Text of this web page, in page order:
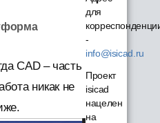
CAD – часть
никак не
для
-
info@isicad.ru
Проект
isicad
нацелен
на